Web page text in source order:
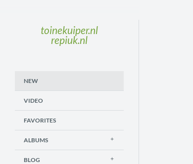
toinekuiper.nl
repiuk.nl
NEW
VIDEO
FAVORITES
ALBUMS
BLOG